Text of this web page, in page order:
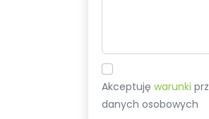
Akceptujęwarunki
danych osobowych